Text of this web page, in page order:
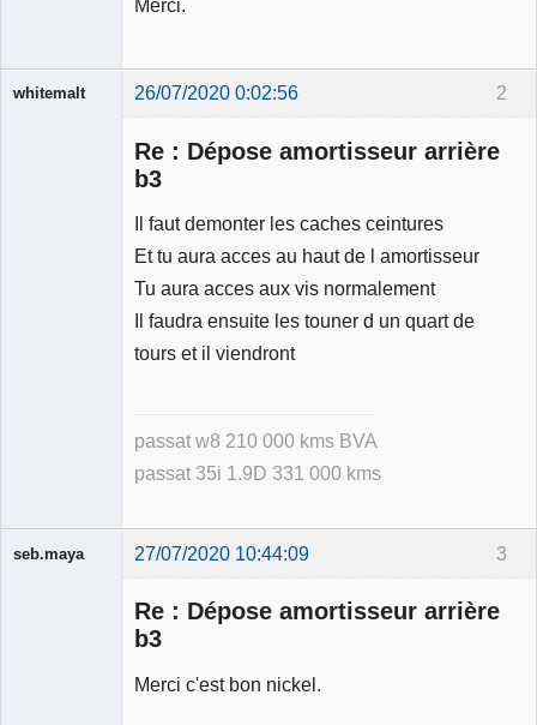
Merci.
2
whitemalt 26/07/2020 0:02:56
Re : Dépose amortisseur arrière
b3
Il faut demonter les caches ceintures
Et tu aura acces au haut de l amortisseur
Tu aura acces aux vis normalement
Il faudra ensuite les touner d un quart de
tours et il viendront
passat w8 210 000 kms BVA
passat 35i 1.9D 331 000 kms
3
seb.maya 27/07/2020 10:44:09
Re : Dépose amortisseur arrière
b3
Merci c'est bon nickel.